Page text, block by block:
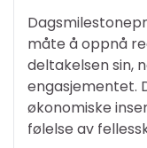
måte å oppnå
deltakelsen sin,
engasjementet.
økonomiske
følelse av